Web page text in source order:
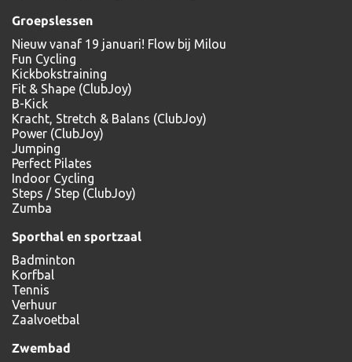
Groepslessen
Nieuw vanaf 19 januari! Flow bij Milou
Fun Cycling
Kickbokstraining
Fit & Shape (ClubJoy)
B-Kick
Kracht, Stretch & Balans (ClubJoy)
Power (ClubJoy)
Jumping
Perfect Pilates
Indoor Cycling
Steps / Step (ClubJoy)
Zumba
Sporthal en sportzaal
Badminton
Korfbal
Tennis
Verhuur
Zaalvoetbal
Zwembad